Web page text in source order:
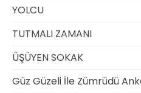
YOLCU
TUTMALI ZAMANI
ÜŞÜYEN SOKAK
Güz Güzeli İle Zümrüdü